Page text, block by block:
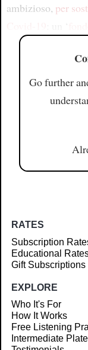
ambizioso, per
Go further
RATES
Subscription
Educational
Gift Subscriptions
EXPLORE
Who It's For
How It Works
Free Listening
Intermediate